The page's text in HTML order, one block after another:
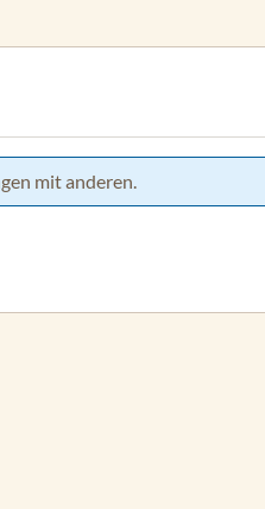
mit anderen.